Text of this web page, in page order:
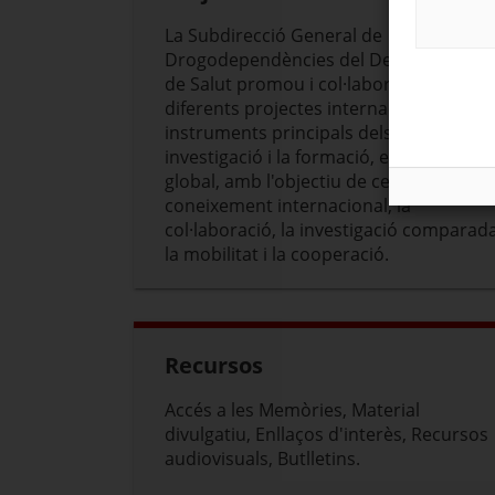
La Subdirecció General de
Drogodependències del Departament
de Salut promou i col·labora en
diferents projectes internacionals, els
instruments principals dels quals són la
investigació i la formació, en un context
global, amb l'objectiu de cercar el
coneixement internacional, la
col·laboració, la investigació
la mobilitat i la cooperació.
Recursos
Accés a les Memòries, Material
divulgatiu, Enllaços d'interès, Recursos
audiovisuals, Butlletins.